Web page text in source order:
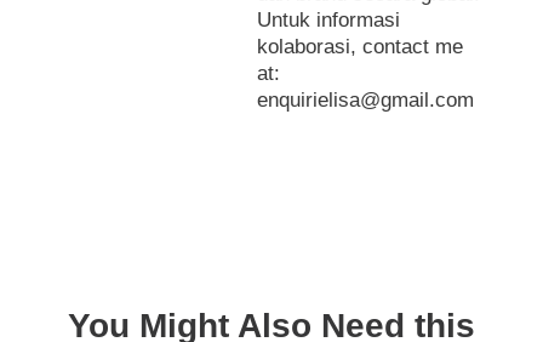
Untuk informasi
kolaborasi, contact me
at:
enquirielisa@gmail.com
You Might Also Need this